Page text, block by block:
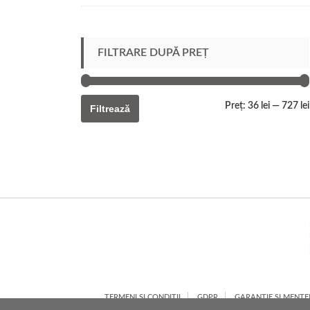
FILTRARE DUPĂ PREȚ
Filtrează Preț: 36 lei— 727 lei
TERMENI ȘI CONDIȚII GDPR GARANȚIE ȘI